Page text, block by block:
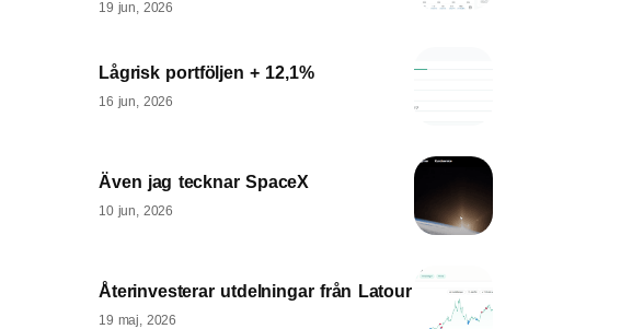
19 jun, 2026
Lågrisk portföljen + 12,1%
16 jun, 2026
Även jag tecknar SpaceX
10 jun, 2026
Återinvesterar utdelningar från Latour
19 maj, 2026